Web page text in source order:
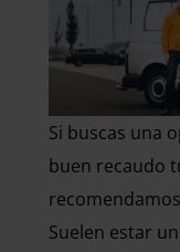
Si buscas una
buen recaudo
Suelen estar